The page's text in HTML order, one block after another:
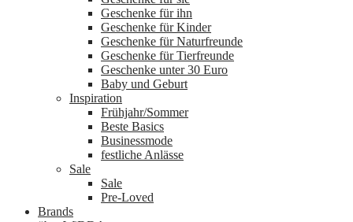
Geschenke für ihn
Geschenke für Kinder
Geschenke für Naturfreunde
Geschenke für Tierfreunde
Geschenke unter 30 Euro
Baby und Geburt
Inspiration
Frühjahr/Sommer
Beste Basics
Businessmode
festliche Anlässe
Sale
Sale
Pre-Loved
Brands